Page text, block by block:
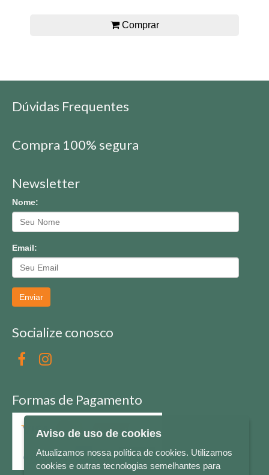
Comprar
Dúvidas Frequentes
Compra 100% segura
Newsletter
Nome:
Email:
Enviar
Socialize conosco
Formas de Pagamento
Aviso de uso de cookies
Atualizamos nossa política de cookies. Utilizamos
cookies e outras tecnologias semelhantes para